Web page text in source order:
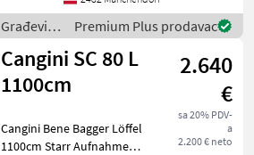
Građevinski
strojevi /
Cangini
Premium Plus prodavac
Cangini SC 80 L
1100cm
2.640
€
sa 20% PDV-
a
2.200 € neto
Cangini Bene Bagger Löffel
1100cm Starr Aufnahme